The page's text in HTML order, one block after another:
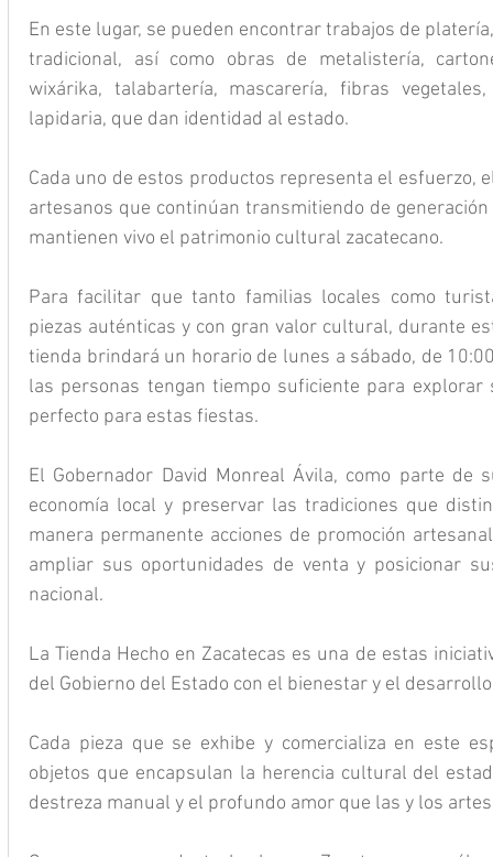
En este lugar, se pueden encontrar trabajos de
tradicional, así como obras de metalistería,
wixárika, talabartería, mascarería, fibras
lapidaria, que dan identidad al estado.
Cada uno de estos productos representa el esfuerzo,
artesanos que continúan transmitiendo de
mantienen vivo el patrimonio cultural zacatecano.
Para facilitar que tanto familias locales como
piezas auténticas y con gran valor cultural, durante
tienda brindará un horario de lunes a sábado, de
las personas tengan tiempo suficiente para
perfecto para estas fiestas.
El Gobernador David Monreal Ávila, como parte de
economía local y preservar las tradiciones que
manera permanente acciones de promoción
ampliar sus oportunidades de venta y posicionar
nacional.
La Tienda Hecho en Zacatecas es una de estas
del Gobierno del Estado con el bienestar y el
Cada pieza que se exhibe y comercializa en este
objetos que encapsulan la herencia cultural del
destreza manual y el profundo amor que las y los